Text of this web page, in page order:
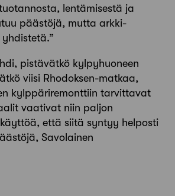
lentämisestä ja
päästöjä, mutta arkki­
pistävätkö kylpyhuoneen
viisi Rhodoksen-matkaa,
kylppäriremonttiin tarvittavat
vaativat niin paljon
että siitä syntyy helposti
Savolainen